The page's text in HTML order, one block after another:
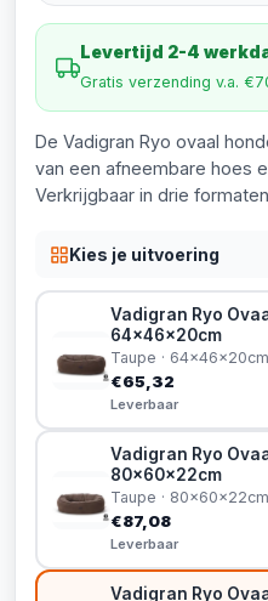
Levertijd 2-4
Gratis verzending v.a.
De Vadigran Ryo ovaal
van een afneembare hoes
Verkrijgbaar in drie
Kies je uitvoering
Vadigran Ryo
64x46x20cm
Taupe · 64x46x20cm
€65,32
Leverbaar
Vadigran Ryo
80x60x22cm
Taupe · 80x60x22cm
€87,08
Leverbaar
Vadigran Ryo